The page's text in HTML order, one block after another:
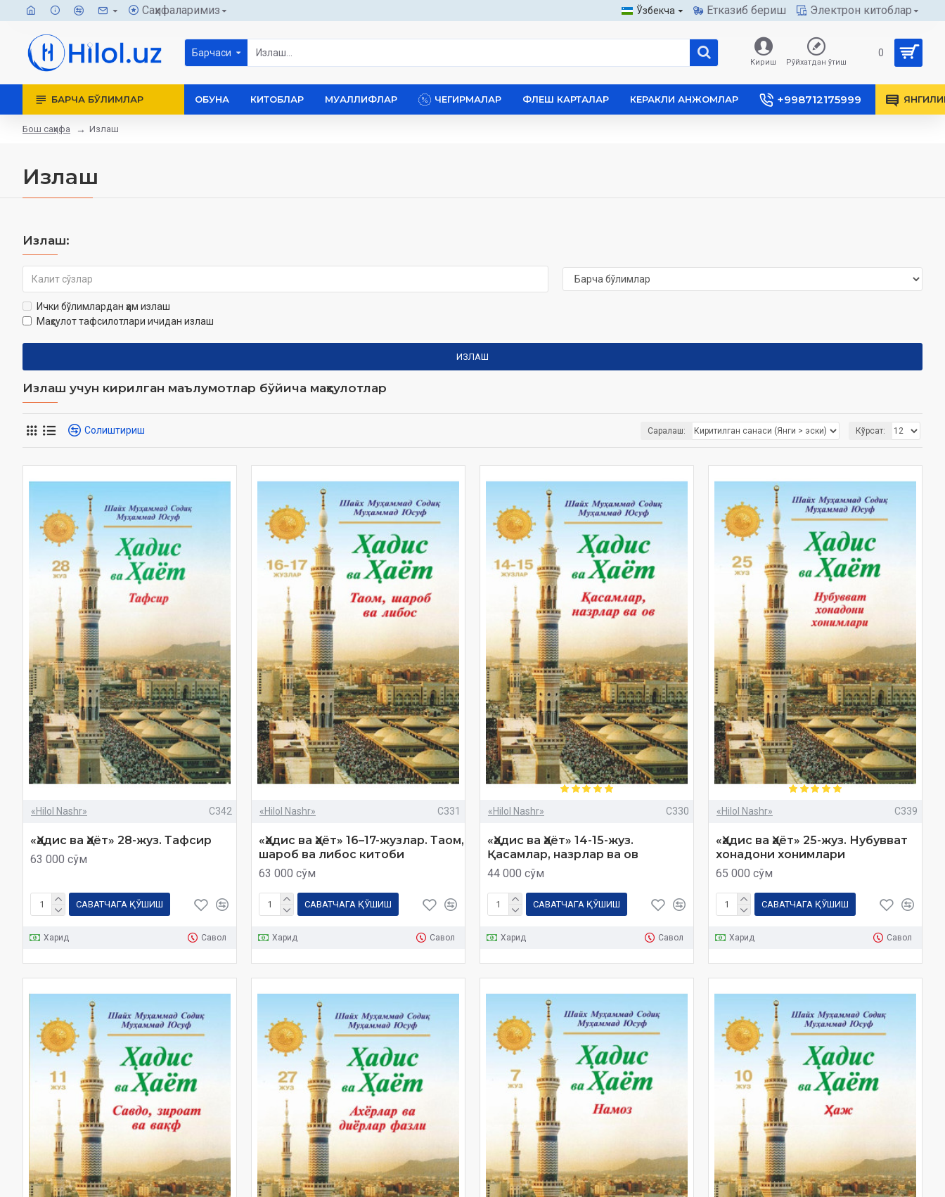
Саҳифаларимиз Ўзбекча Етказиб бериш Электрон китоблар
Барчаси
Кириш Рўйхатдан ўтиш
0
БАРЧА БЎЛИМЛАР ОБУНА КИТОБЛАР МУАЛЛИФЛАР ЧЕГИРМАЛАР ФЛЕШ КАРТАЛАР КЕРАКЛИ АНЖОМЛАР +998712175999
Бош саҳифа Излаш
Излаш
Излаш:
Ички бўлимлардан ҳам излаш
Маҳсулот тафсилотлари ичидан излаш
ИЗЛАШ
Излаш учун кирилган маълумотлар бўйича маҳсулотлар
Солиштириш Саралаш: Кўрсат:
«Hilol Nashr» C342
«Ҳадис ва Ҳаёт» 28-жуз. Тафсир
63 000 сўм
САВАТЧАГА ҚЎШИШ
Харид Савол
«Hilol Nashr» C331
«Ҳадис ва Ҳаёт» 16–17-жузлар. Таом,
шароб ва либос китоби
63 000 сўм
САВАТЧАГА ҚЎШИШ
Харид Савол
«Hilol Nashr» C330
«Ҳадис ва Ҳаёт» 14-15-жуз.
Қасамлар, назрлар ва ов
44 000 сўм
САВАТЧАГА ҚЎШИШ
Харид Савол
«Hilol Nashr» C339
«Ҳадис ва Ҳаёт» 25-жуз. Нубувват
хонадони хонимлари
65 000 сўм
САВАТЧАГА ҚЎШИШ
Харид Савол